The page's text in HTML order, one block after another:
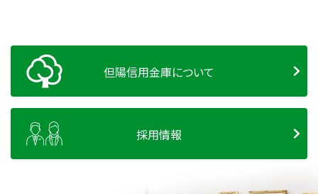
但陽信用金庫について
採用情報